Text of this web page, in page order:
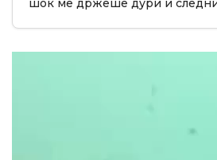
шок ме држеше дури и